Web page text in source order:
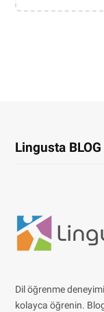
Lingusta BLOG
Dil öğrenme
kolayca öğrenin.